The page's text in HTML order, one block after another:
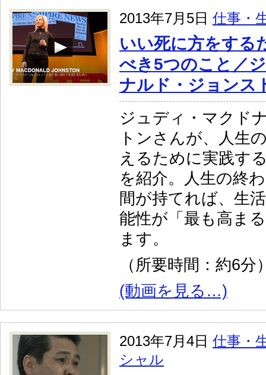
2013年7月5日 仕事・
いい死に方をする
べき5つのこと／
ナルド・ジョンス
ジュディ・マクド
トンさんが、人生
えるために実践す
を紹介。人生の終
間が持てれば、生
能性が「最も高ま
ます。
（所要時間：約6分
(動画を見る…)
2013年7月4日 仕事・
シャル